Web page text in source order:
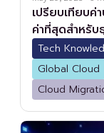
เปรียบเทียบค่
ค่าที่สุดสำหรับ
Tech
Global Cloud
Cloud